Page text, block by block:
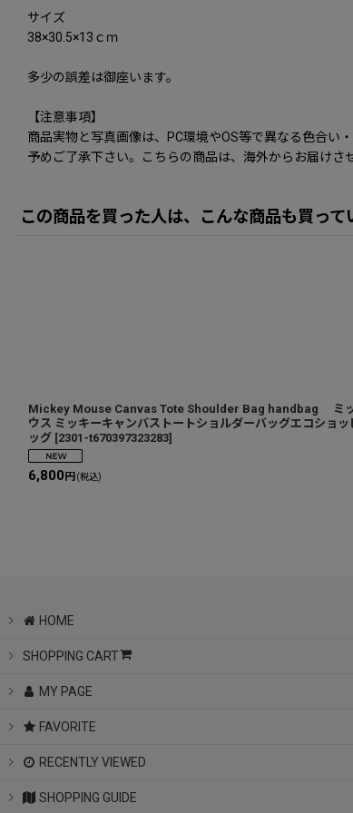
サイズ
38×30.5×13ｃｍ
多少の誤差は御座います。
【注意事項】
商品実物と写真画像は、PC環境やOS等で異なる色合い
予めご了承下さい。こちらの商品は、海外からお届けさ
この商品を買った人は、こんな商品も買って
Mickey Mouse Canvas Tote Shoulder Bag handbag ミ
ウス ミッキーキャンバストートショルダーバッグエコショッ
ッグ [2301-t670397323283]
6,800円(税込)
HOME
SHOPPING CART
MY PAGE
FAVORITE
RECENTLY VIEWED
SHOPPING GUIDE